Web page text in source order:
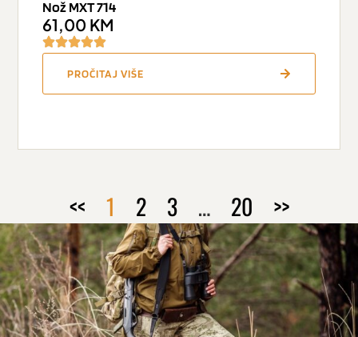
Nož MXT 714
61,00 KM
PROČITAJ VIŠE
<< 1 2 3 … 20 >>